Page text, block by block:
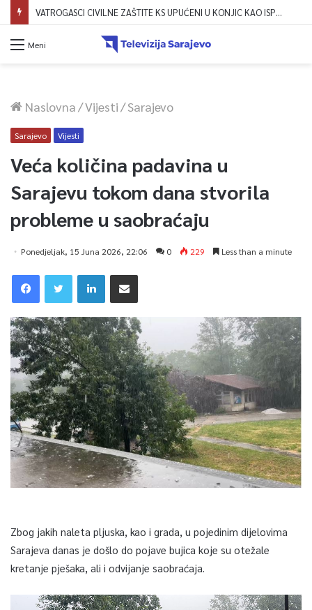
VATROGASCI CIVILNE ZAŠTITE KS UPUĆENI U KONJIC KAO ISPOMOĆ U GAŠENJU POŽARA
Meni
Naslovna/Vijesti/Sarajevo
Sarajevo Vijesti
Veća količina padavina u
Sarajevu tokom dana stvorila
probleme u saobraćaju
Ponedjeljak, 15 Juna 2026, 22:06 0 229 Less than a minute
Zbog jakih naleta pljuska, kao i grada, u pojedinim dijelovima
Sarajeva danas je došlo do pojave bujica koje su otežale
kretanje pješaka, ali i odvijanje saobraćaja.